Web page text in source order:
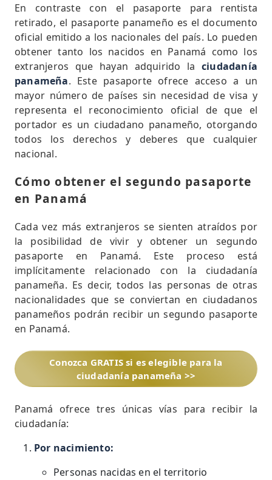
En contraste con el pasaporte para rentista
retirado, el pasaporte panameño es el documento
oficial emitido a los nacionales del país. Lo pueden
obtener tanto los nacidos en Panamá como los
extranjeros que hayan adquirido la ciudadanía
panameña. Este pasaporte ofrece acceso a un
mayor número de países sin necesidad de visa y
representa el reconocimiento oficial de que el
portador es un ciudadano panameño, otorgando
todos los derechos y deberes que cualquier
nacional.
Cómo obtener el segundo pasaporte
en Panamá
Cada vez más extranjeros se sienten atraídos por
la posibilidad de vivir y obtener un segundo
pasaporte en Panamá. Este proceso está
implícitamente relacionado con la ciudadanía
panameña. Es decir, todos las personas de otras
nacionalidades que se conviertan en ciudadanos
panameños podrán recibir un segundo pasaporte
en Panamá.
Conozca GRATIS si es elegible para la
ciudadanía panameña >>
Panamá ofrece tres únicas vías para recibir la
ciudadanía:
Por nacimiento:
Personas nacidas en el territorio